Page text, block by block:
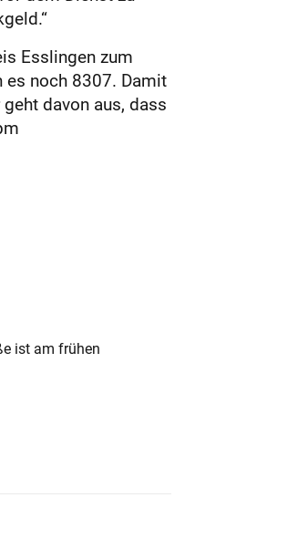
Esslingen zum
es noch 8307. Damit
davon aus, dass
ist am frühen